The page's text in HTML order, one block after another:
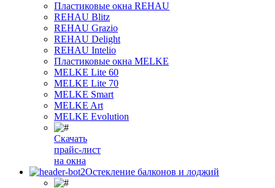
Пластиковые окна REHAU
REHAU Blitz
REHAU Grazio
REHAU Delight
REHAU Intelio
Пластиковые окна MELKE
MELKE Lite 60
MELKE Lite 70
MELKE Smart
MELKE Art
MELKE Evolution
Скачать
прайс-лист
на окна
Остекление балконов и лоджий